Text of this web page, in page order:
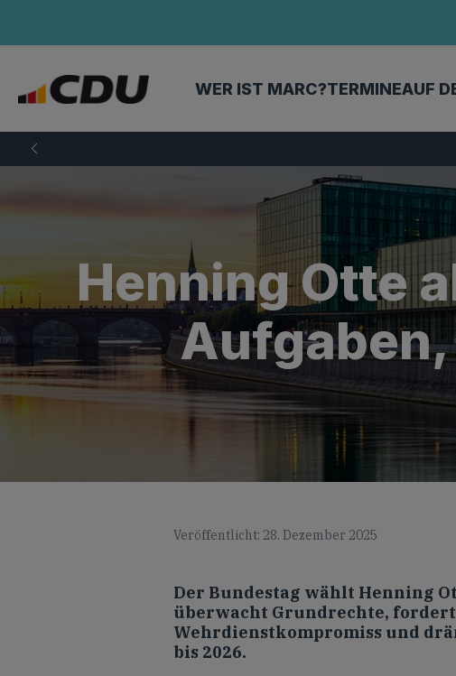
WER IST MARC?TERMINEAUF
Henning Otte
Veröffentlicht: 28. Dezember 2025
Der Bundestag wählt Henning
überwacht Grundrechte,
Wehrdienstkompromiss und
bis 2026.